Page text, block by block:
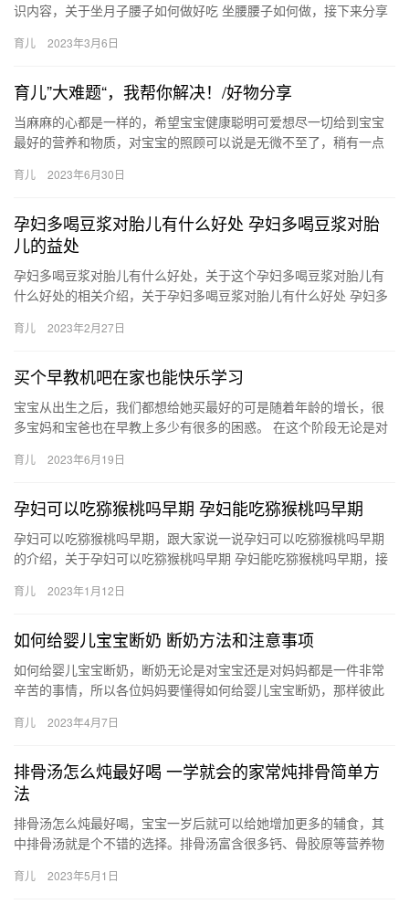
识内容，关于坐月子腰子如何做好吃 坐腰腰子如何做，接下来分享
坐…
育儿 2023年3月6日
育儿”大难题“，我帮你解决！/好物分享
当麻麻的心都是一样的，希望宝宝健康聪明可爱想尽一切给到宝宝
最好的营养和物质，对宝宝的照顾可以说是无微不至了，稍有一点
望宝…
育儿 2023年6月30日
孕妇多喝豆浆对胎儿有什么好处 孕妇多喝豆浆对胎
儿的益处
孕妇多喝豆浆对胎儿有什么好处，关于这个孕妇多喝豆浆对胎儿有
什么好处的相关介绍，关于孕妇多喝豆浆对胎儿有什么好处 孕妇多
量…
育儿 2023年2月27日
买个早教机吧在家也能快乐学习
宝宝从出生之后，我们都想给她买最好的可是随着年龄的增长，很
多宝妈和宝爸也在早教上多少有很多的困惑。 在这个阶段无论是对
她…
育儿 2023年6月19日
孕妇可以吃猕猴桃吗早期 孕妇能吃猕猴桃吗早期
孕妇可以吃猕猴桃吗早期，跟大家说一说孕妇可以吃猕猴桃吗早期
的介绍，关于孕妇可以吃猕猴桃吗早期 孕妇能吃猕猴桃吗早期，接
…
育儿 2023年1月12日
如何给婴儿宝宝断奶 断奶方法和注意事项
如何给婴儿宝宝断奶，断奶无论是对宝宝还是对妈妈都是一件非常
辛苦的事情，所以各位妈妈要懂得如何给婴儿宝宝断奶，那样彼此
们…
育儿 2023年4月7日
排骨汤怎么炖最好喝 一学就会的家常炖排骨简单方
法
排骨汤怎么炖最好喝，宝宝一岁后就可以给她增加更多的辅食，其
中排骨汤就是个不错的选择。排骨汤富含很多钙、骨胶原等营养物
汤怎…
育儿 2023年5月1日